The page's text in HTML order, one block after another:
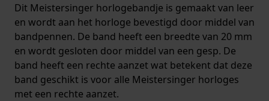
Dit Meistersinger horlogebandje is gemaakt van leer
en wordt aan het horloge bevestigd door middel van
bandpennen. De band heeft een breedte van 20 mm
en wordt gesloten door middel van een gesp. De
band heeft een rechte aanzet wat betekent dat deze
band geschikt is voor alle Meistersinger horloges
met een rechte aanzet.